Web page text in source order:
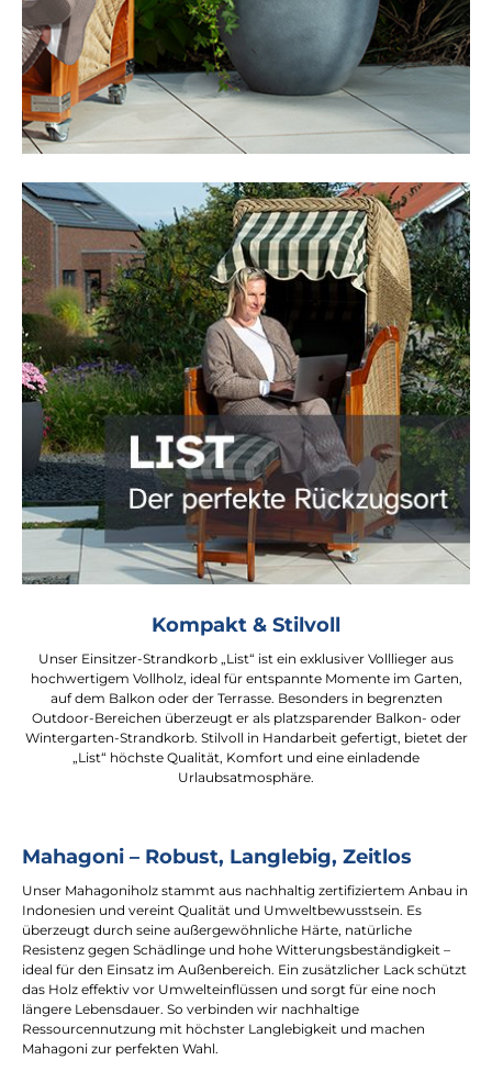
Kompakt & Stilvoll
Unser Einsitzer-Strandkorb „List“ ist ein exklusiver Volllieger aus
hochwertigem Vollholz, ideal für entspannte Momente im Garten,
auf dem Balkon oder der Terrasse. Besonders in begrenzten
Outdoor-Bereichen überzeugt er als platzsparender Balkon- oder
Wintergarten-Strandkorb. Stilvoll in Handarbeit gefertigt, bietet der
„List“ höchste Qualität, Komfort und eine einladende
Urlaubsatmosphäre.
Mahagoni – Robust, Langlebig, Zeitlos
Unser Mahagoniholz stammt aus nachhaltig zertifiziertem Anbau in
Indonesien und vereint Qualität und Umweltbewusstsein. Es
überzeugt durch seine außergewöhnliche Härte, natürliche
Resistenz gegen Schädlinge und hohe Witterungsbeständigkeit –
ideal für den Einsatz im Außenbereich. Ein zusätzlicher Lack schützt
das Holz effektiv vor Umwelteinflüssen und sorgt für eine noch
längere Lebensdauer. So verbinden wir nachhaltige
Ressourcennutzung mit höchster Langlebigkeit und machen
Mahagoni zur perfekten Wahl.